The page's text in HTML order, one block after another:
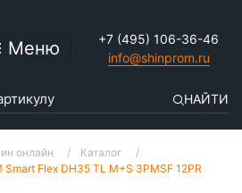
Меню
+7 (495) 106-36-46
info@shinprom.ru
НАЙТИ
онлайн
Каталог
Flex DH35 TL M+S 3PMSF 12PR